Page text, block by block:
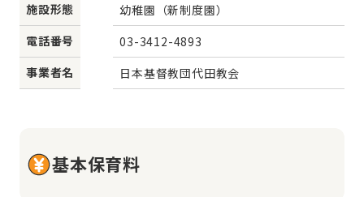
施設形態
幼稚園（新制度園）
電話番号
03-3412-4893
事業者名
日本基督教団代田教会
基本保育料